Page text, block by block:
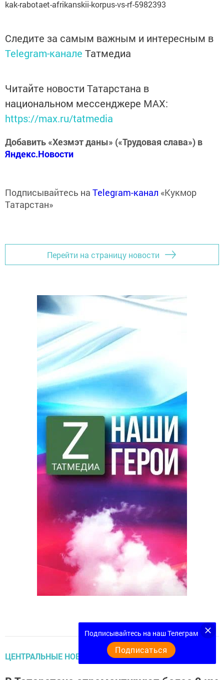
kak-rabotaet-afrikanskii-korpus-vs-rf-5982393
Следите за самым важным и интересным в
Telegram-канале Татмедиа
Читайте новости Татарстана в
национальном мессенджере MАХ:
https://max.ru/tatmedia
Добавить «Хезмэт даны» («Трудовая слава») в
Яндекс.Новости
Подписывайтесь на Telegram-канал «Кукмор
Татарстан»
Перейти на страницу новости
ЦЕНТРАЛЬНЫЕ НОВОСТИ
Подписывайтесь на наш Телеграм
Подписаться